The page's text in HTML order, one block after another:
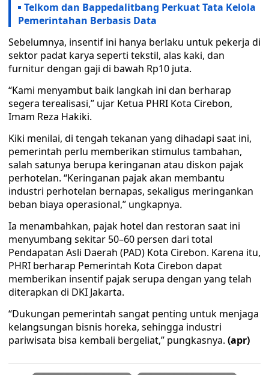
Telkom dan Bappedalitbang Perkuat Tata Kelola
Pemerintahan Berbasis Data
Sebelumnya, insentif ini hanya berlaku untuk pekerja di
sektor padat karya seperti tekstil, alas kaki, dan
furnitur dengan gaji di bawah Rp10 juta.
“Kami menyambut baik langkah ini dan berharap
segera terealisasi,” ujar Ketua PHRI Kota Cirebon,
Imam Reza Hakiki.
Kiki menilai, di tengah tekanan yang dihadapi saat ini,
pemerintah perlu memberikan stimulus tambahan,
salah satunya berupa keringanan atau diskon pajak
perhotelan. “Keringanan pajak akan membantu
industri perhotelan bernapas, sekaligus meringankan
beban biaya operasional,” ungkapnya.
Ia menambahkan, pajak hotel dan restoran saat ini
menyumbang sekitar 50–60 persen dari total
Pendapatan Asli Daerah (PAD) Kota Cirebon. Karena itu,
PHRI berharap Pemerintah Kota Cirebon dapat
memberikan insentif pajak serupa dengan yang telah
diterapkan di DKI Jakarta.
“Dukungan pemerintah sangat penting untuk menjaga
kelangsungan bisnis horeka, sehingga industri
pariwisata bisa kembali bergeliat,” pungkasnya. (apr)